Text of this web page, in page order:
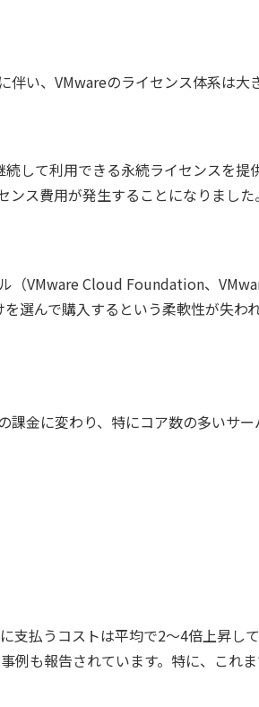
い、VMwareのライセンス体系は大
して利用できる永続ライセンスを
ス費用が発生することになりました。
（VMware Cloud Foundation、
んで購入するという柔軟性が失
金に変わり、特にコア数の多いサ
払うコストは平均で2〜4倍上昇し
も報告されています。特に、これ